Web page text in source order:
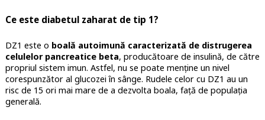
Ce este diabetul zaharat de tip 1?
DZ1 este o boală autoimună caracterizată de distrugerea
celulelor pancreatice beta, producătoare de insulină, de către
propriul sistem imun. Astfel, nu se poate menține un nivel
corespunzător al glucozei în sânge. Rudele celor cu DZ1 au un
risc de 15 ori mai mare de a dezvolta boala, față de populația
generală.